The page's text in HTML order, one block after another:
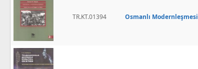
TR.KT.01394 Osmanlı Modernleşmesi